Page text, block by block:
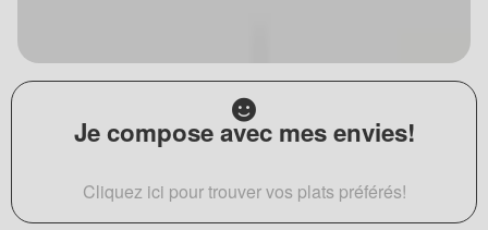
Je compose avec mes envies!
Cliquez ici pour trouver vos plats préférés!